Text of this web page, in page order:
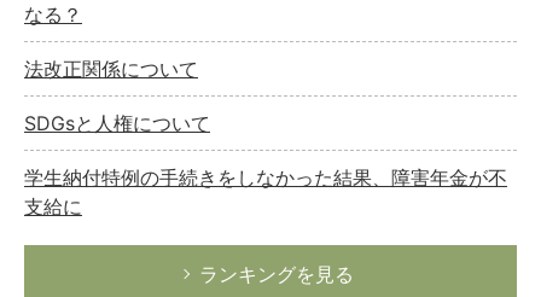
なる？
法改正関係について
SDGsと人権について
学生納付特例の手続きをしなかった結果、障害年金が不
支給に
ランキングを見る